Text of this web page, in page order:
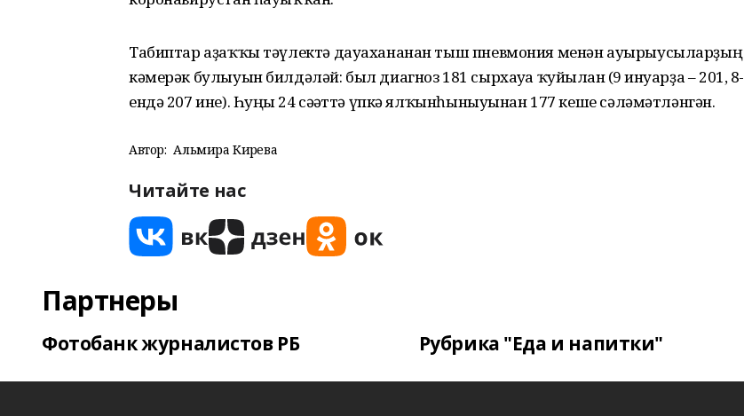
Табиптар аҙаҡҡы тәүлектә дауахананан тыш пневмония менән ауырыусыларҙың
кәмерәк булыуын билдәләй: был диагноз 181 сырхауға ҡуйылған (9 ғинуарҙа – 201, 8-
ендә 207 ине). Һуңғы 24 сәғәттә үпкә ялҡынһыныуынан 177 кеше сәләмәтләнгән.
Автор: Альмира Кирәева
Читайте нас
Партнеры
Фотобанк журналистов РБ Рубрика "Еда и напитки"